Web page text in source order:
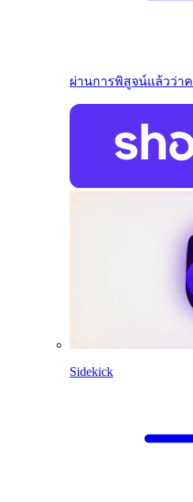
ผ่านการพิสูจน์แล้วว่า
Sidekick